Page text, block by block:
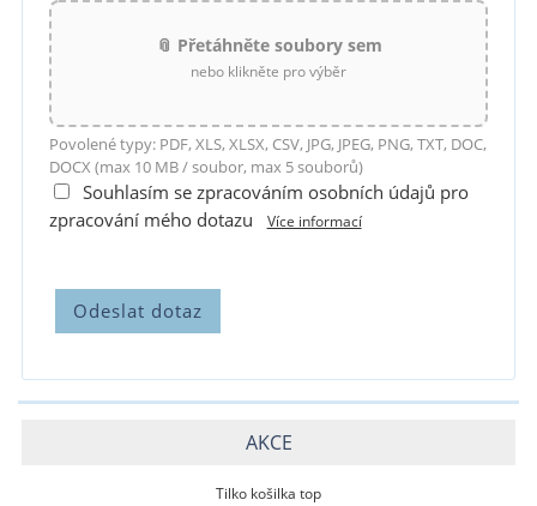
📎 Přetáhněte soubory sem
nebo klikněte pro výběr
Povolené typy: PDF, XLS, XLSX, CSV, JPG, JPEG, PNG, TXT, DOC,
DOCX (max 10 MB / soubor, max 5 souborů)
Souhlasím se zpracováním osobních údajů pro
zpracování mého dotazu
Více informací
AKCE
Tilko košilka top